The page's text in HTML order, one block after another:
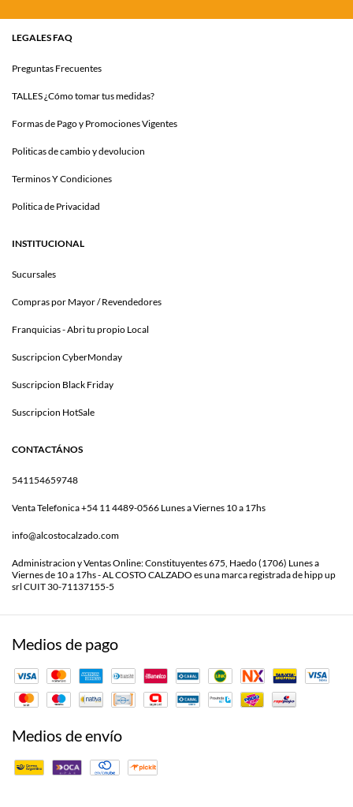
LEGALES FAQ
Preguntas Frecuentes
TALLES ¿Cómo tomar tus medidas?
Formas de Pago y Promociones Vigentes
Politicas de cambio y devolucion
Terminos Y Condiciones
Politica de Privacidad
INSTITUCIONAL
Sucursales
Compras por Mayor / Revendedores
Franquicias - Abri tu propio Local
Suscripcion CyberMonday
Suscripcion Black Friday
Suscripcion HotSale
CONTACTÁNOS
541154659748
Venta Telefonica +54 11 4489-0566 Lunes a Viernes 10 a 17hs
info@alcostocalzado.com
Administracion y Ventas Online: Constituyentes 675, Haedo (1706) Lunes a
Viernes de 10 a 17hs - AL COSTO CALZADO es una marca registrada de hipp up
srl CUIT 30-71137155-5
Medios de pago
Medios de envío